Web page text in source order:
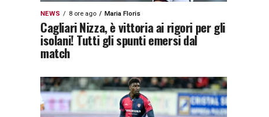
NEWS 8 ore ago Maria Floris
Cagliari Nizza, è vittoria ai rigori per gli
isolani! Tutti gli spunti emersi dal
match